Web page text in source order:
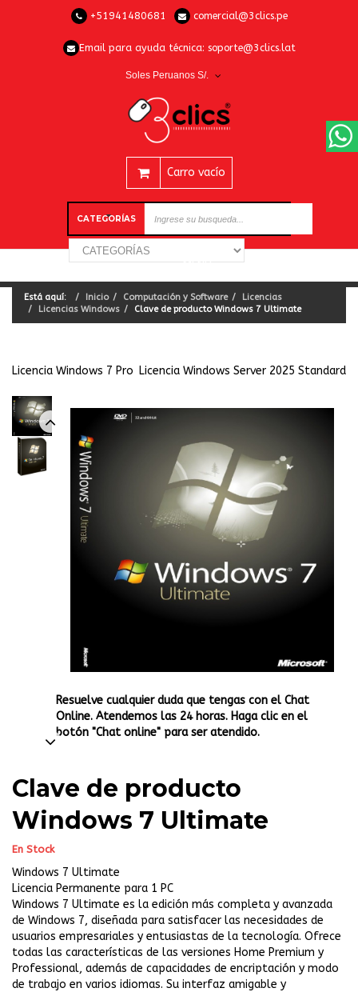
+51941480681 comercial@3clics.pe
Email para ayuda técnica: soporte@3clics.lat
Soles Peruanos S/.
Carro vacío
CATEGORÍAS
Está aquí: Inicio Computación y Software
Licencias
Licencias Windows
Clave de producto Windows 7 Ultimate
Licencia Windows 7 Pro Licencia Windows Server 2025 Standard
Resuelve cualquier duda que tengas con el Chat
Online. Atendemos las 24 horas. Haga clic en el
botón "Chat online" para ser atendido.
Clave de producto
Windows 7 Ultimate
En Stock
Windows 7 Ultimate
Licencia Permanente para 1 PC
Windows 7 Ultimate es la edición más completa y avanzada
de Windows 7, diseñada para satisfacer las necesidades de
usuarios empresariales y entusiastas de la tecnología. Ofrece
todas las características de las versiones Home Premium y
Professional, además de capacidades de encriptación y modo
de trabajo en varios idiomas. Su interfaz amigable y